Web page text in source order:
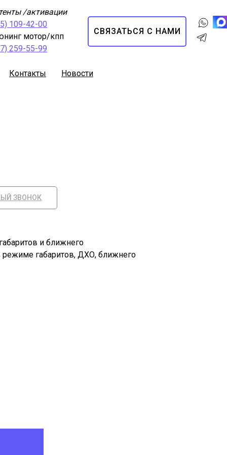
/активации
109-42-00
мотор/кпп
259-55-99
СВЯЗАТЬСЯ С НАМИ
Контакты Новости
ЗВОНОК
и ближнего
габаритов, ДХО, ближнего